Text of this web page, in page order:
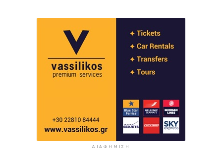
ΔΙΑΦΉΜΙΣΗ